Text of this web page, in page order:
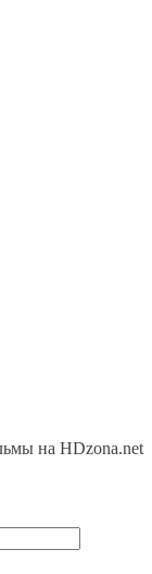
на HDzona.net